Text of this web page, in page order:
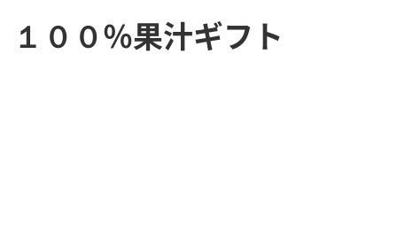
００％果汁ギフト